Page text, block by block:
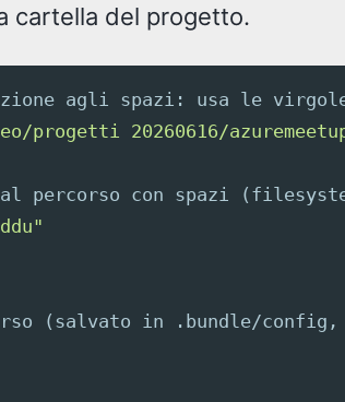
cartella del progetto.
agli spazi: usa le
progetti 20260616/
percorso con spazi
(salvato in .bundle/